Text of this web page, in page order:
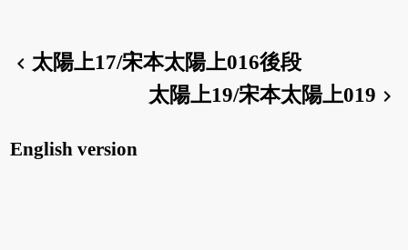
chevron_left太陽上17/宋本太陽上016後段
太陽上19/宋本太陽上019 chevron_right
English version